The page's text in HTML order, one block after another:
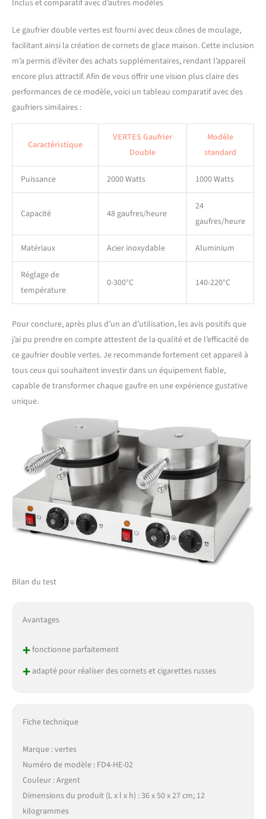
et la fonte, le gaufrier est
particulièrement facile à
essuyer et à nettoyer.
Inclus et comparatif avec d’autres modèles
Le gaufrier double vertes est fourni avec deux cônes de moulage,
facilitant ainsi la création de cornets de glace maison. Cette inclusion
m’a permis d’éviter des achats supplémentaires, rendant l’appareil
encore plus attractif. Afin de vous offrir une vision plus claire des
performances de ce modèle, voici un tableau comparatif avec des
gaufriers similaires :
Caractéristique
VERTES Gaufrier
Double
Modèle
standard
Puissance 2000 Watts 1000 Watts
Capacité 48 gaufres/heure
24
gaufres/heure
Matériaux Acier inoxydable Aluminium
Réglage de
température
0-300°C 140-220°C
Pour conclure, après plus d’un an d’utilisation, les avis positifs que
j’ai pu prendre en compte attestent de la qualité et de l’efficacité de
ce gaufrier double vertes. Je recommande fortement cet appareil à
tous ceux qui souhaitent investir dans un équipement fiable,
capable de transformer chaque gaufre en une expérience gustative
unique.
Bilan du test
Avantages
+fonctionne parfaitement
+adapté pour réaliser des cornets et cigarettes russes
Fiche technique
Marque : vertes
Numéro de modèle : FD4-HE-02
Couleur : Argent
Dimensions du produit (L x l x h) : 36 x 50 x 27 cm; 12
kilogrammes